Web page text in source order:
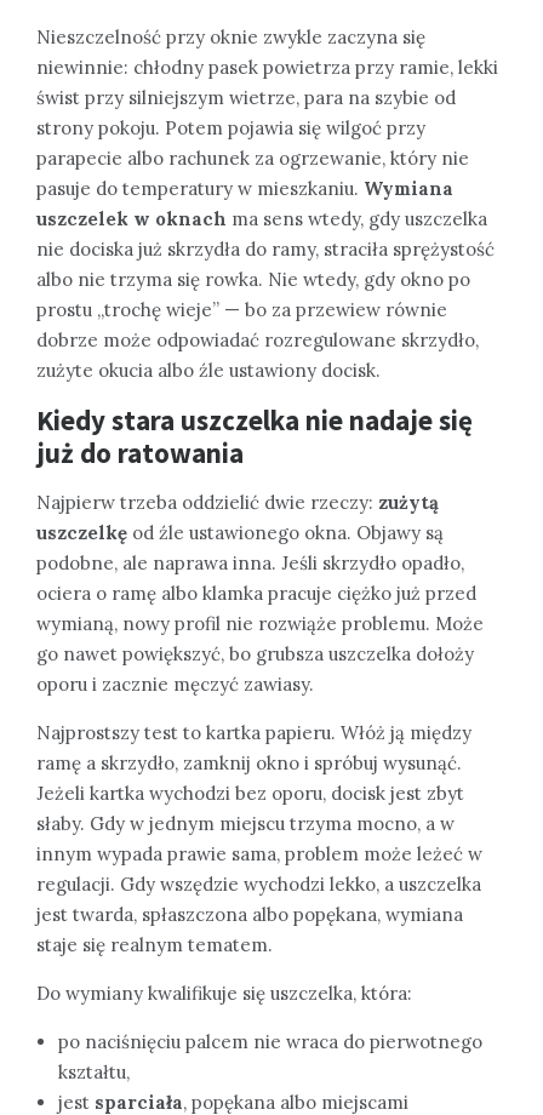
Nieszczelność przy oknie zwykle zaczyna się
niewinnie: chłodny pasek powietrza przy ramie, lekki
świst przy silniejszym wietrze, para na szybie od
strony pokoju. Potem pojawia się wilgoć przy
parapecie albo rachunek za ogrzewanie, który nie
pasuje do temperatury w mieszkaniu. Wymiana
uszczelek w oknach ma sens wtedy, gdy uszczelka
nie dociska już skrzydła do ramy, straciła sprężystość
albo nie trzyma się rowka. Nie wtedy, gdy okno po
prostu „trochę wieje” — bo za przewiew równie
dobrze może odpowiadać rozregulowane skrzydło,
zużyte okucia albo źle ustawiony docisk.
Kiedy stara uszczelka nie nadaje się
już do ratowania
Najpierw trzeba oddzielić dwie rzeczy: zużytą
uszczelkę od źle ustawionego okna. Objawy są
podobne, ale naprawa inna. Jeśli skrzydło opadło,
ociera o ramę albo klamka pracuje ciężko już przed
wymianą, nowy profil nie rozwiąże problemu. Może
go nawet powiększyć, bo grubsza uszczelka dołoży
oporu i zacznie męczyć zawiasy.
Najprostszy test to kartka papieru. Włóż ją między
ramę a skrzydło, zamknij okno i spróbuj wysunąć.
Jeżeli kartka wychodzi bez oporu, docisk jest zbyt
słaby. Gdy w jednym miejscu trzyma mocno, a w
innym wypada prawie sama, problem może leżeć w
regulacji. Gdy wszędzie wychodzi lekko, a uszczelka
jest twarda, spłaszczona albo popękana, wymiana
staje się realnym tematem.
Do wymiany kwalifikuje się uszczelka, która:
po naciśnięciu palcem nie wraca do pierwotnego
kształtu,
jest sparciała, popękana albo miejscami